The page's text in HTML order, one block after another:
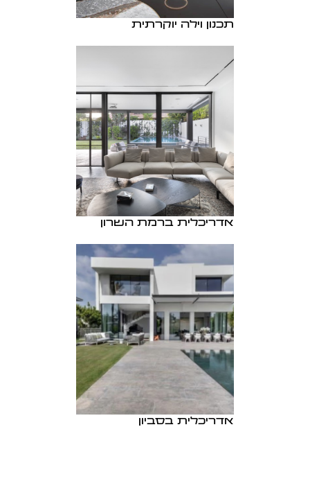
תכנון וילה יוקרתית
אדריכלית ברמת השרון
אדריכלית בסביון